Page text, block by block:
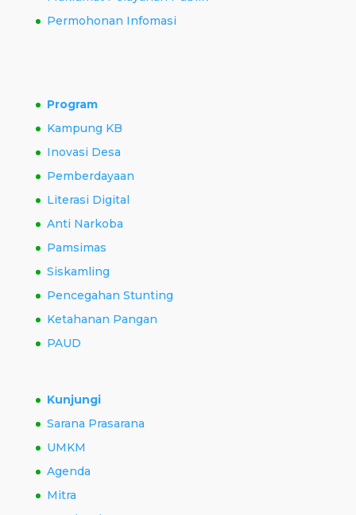
Permohonan Infomasi
Program
Kampung KB
Inovasi Desa
Pemberdayaan
Literasi Digital
Anti Narkoba
Pamsimas
Siskamling
Pencegahan Stunting
Ketahanan Pangan
PAUD
Kunjungi
Sarana Prasarana
UMKM
Agenda
Mitra